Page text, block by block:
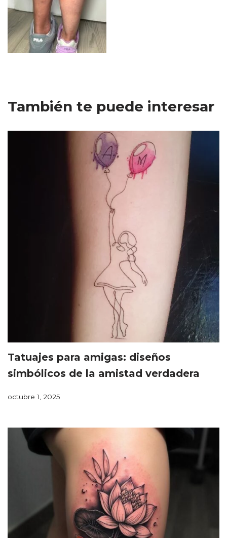
También te puede interesar
Tatuajes para amigas: diseños
simbólicos de la amistad verdadera
octubre 1, 2025